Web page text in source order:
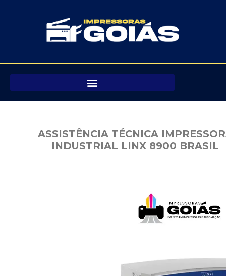
conteúdo
ASSISTÊNCIA TÉCNICA
INDUSTRIAL LINX 8900 BRASIL